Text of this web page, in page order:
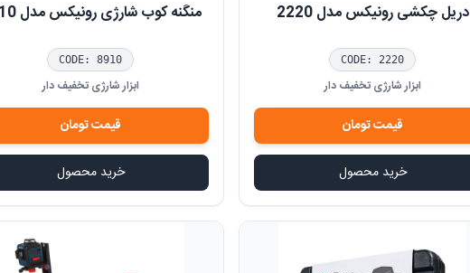
دریل چکشی رونیکس مدل 2220
CODE: 2220
ابزار شارژی تخفیف دار
قیمتتومان
خرید محصول
منگنه کوب شارژی رونیکس مدل 8910
CODE: 8910
ابزار شارژی تخفیف دار
قیمتتومان
خرید محصول